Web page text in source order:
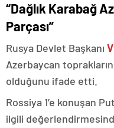
“Dağlık Karabağ
Parçası”
Rusya Devlet Başkanı
Azerbaycan
olduğunu ifade etti.
Rossiya 1’e konuşan
ilgili